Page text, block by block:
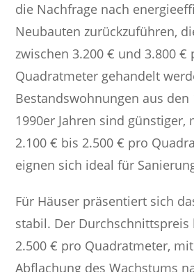
die Nachfrage nach
Neubauten zurückzuführen,
zwischen 3.200 € und 3.800 €
Quadratmeter gehandelt
Bestandswohnungen aus den
1990er Jahren sind günstiger,
2.100 € bis 2.500 € pro
eignen sich ideal für
Für Häuser präsentiert sich
stabil. Der Durchschnittspreis
2.500 € pro Quadratmeter,
Abflachung des Wachstums